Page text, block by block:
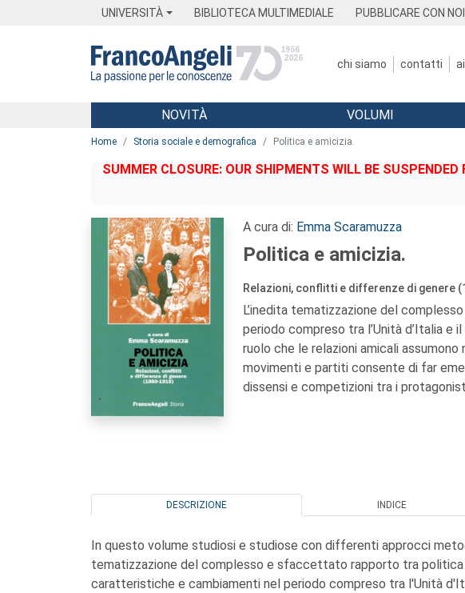
UNIVERSITÀ BIBLIOTECA MULTIMEDIALE PUBBLICARE CON NOI
chi siamo contatti
Menu
NOVITÀ VOLUMI
Home Storia sociale e demografica Politica e amicizia.
SUMMER CLOSURE: OUR SHIPMENTS WILL BE
A cura di: Emma Scaramuzza
Politica e amicizia.
Relazioni, conflitti e differenze di genere
L’inedita tematizzazione del
periodo compreso tra l’Unità d’Italia e
ruolo che le relazioni amicali
movimenti e partiti consente di far
dissensi e competizioni tra i
DESCRIZIONE INDICE
In questo volume studiosi e studiose con differenti approcci
tematizzazione del complesso e sfaccettato rapporto tra politica
caratteristiche e cambiamenti nel periodo compreso tra l'Unità